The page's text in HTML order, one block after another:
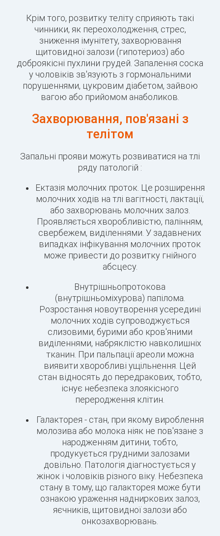
Крім того, розвитку теліту сприяють такі
чинники, як переохолодження, стрес,
зниження імунітету, захворювання
щитовидної залози (гипотериоз) або
доброякісні пухлини грудей. Запалення соска
у чоловіків зв'язують з гормональними
порушеннями, цукровим діабетом, зайвою
вагою або прийомом анаболиков.
Захворювання, пов'язані з
телітом
Запальні прояви можуть розвиватися на тлі
ряду патологій :
Ектазія молочних проток. Це розширення
молочних ходів на тлі вагітності, лактації,
або захворювань молочних залоз.
Проявляється хворобливістю, палінням,
свербежем, виділеннями. У задавнених
випадках інфікування молочних проток
може привести до розвитку гнійного
абсцесу.
Внутрішньопротокова
(внутрішньоміхурова) папілома.
Розростання новоутворення усередині
молочних ходів супроводжується
слизовими, бурими або кров'яними
виділеннями, набряклістю навколишніх
тканин. При пальпації ареоли можна
виявити хворобливі ущільнення. Цей
стан відносять до передракових, тобто,
існує небезпека злоякісного
переродження клітин.
Галакторея - стан, при якому вироблення
молозива або молока ніяк не пов'язане з
народженням дитини, тобто,
продукується грудними залозами
довільно. Патологія діагностується у
жінок і чоловіків різного віку. Небезпека
стану в тому, що галакторея може бути
ознакою ураження надниркових залоз,
яєчників, щитовидної залози або
онкозахворювань.